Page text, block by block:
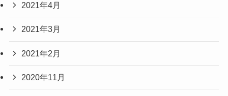
2021年4月
2021年3月
2021年2月
2020年11月